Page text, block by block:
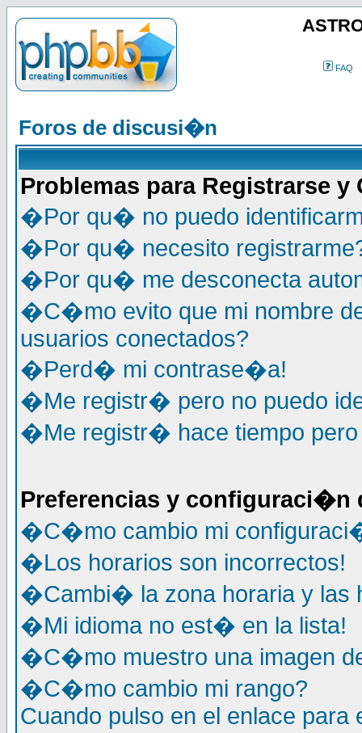
FAQ
Foros de discusi�n
Problemas para Registrarse y
�Por qu� no puedo
�Por qu� necesito
�Por qu� me desconecta
�C�mo evito que mi nombre
usuarios conectados?
�Perd� mi contrase�a!
�Me registr� pero no puedo
�Me registr� hace tiempo pero
Preferencias y configuraci�n
�C�mo cambio mi
�Los horarios son incorrectos!
�Cambi� la zona horaria y las
�Mi idioma no est� en la lista!
�C�mo muestro una imagen
�C�mo cambio mi rango?
Cuando pulso en el enlace